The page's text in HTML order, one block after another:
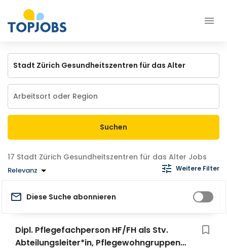
Suchen
Stadt Zürich Gesundheitszentren für das Alter Jobs
Relevanz Weitere Filter
Diese Suche abonnieren
Dipl. Pflegefachperson HF/FH als Stv.
Abteilungsleiter*in, Pflegewohngruppen